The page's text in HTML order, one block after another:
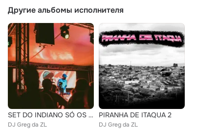
Другие альбомы исполнителя
SET DO INDIANO SÓ OS DALIT
DJ Greg da ZL
PIRANHA DE ITAQUA 2
DJ Greg da ZL